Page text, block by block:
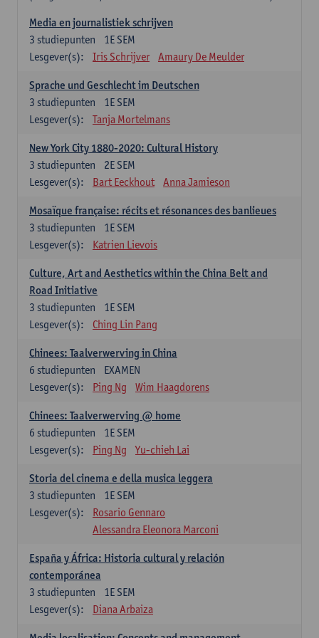
Media en journalistiek schrijven
1E SEM
3 studiepunten
Lesgever(s):
Iris Schrijver Amaury De Meulder
Sprache und Geschlecht im Deutschen
1E SEM
3 studiepunten
Lesgever(s):
Tanja Mortelmans
New York City 1880-2020: Cultural History
2E SEM
3 studiepunten
Lesgever(s):
Bart Eeckhout Anna Jamieson
Mosaïque française: récits et résonances des banlieues
1E SEM
3 studiepunten
Lesgever(s):
Katrien Lievois
Culture, Art and Aesthetics within the China Belt and
Road Initiative
1E SEM
3 studiepunten
Lesgever(s):
Ching Lin Pang
Chinees: Taalverwerving in China
EXAMEN
6 studiepunten
Lesgever(s):
Ping Ng Wim Haagdorens
Chinees: Taalverwerving @ home
1E SEM
6 studiepunten
Lesgever(s):
Ping Ng Yu-chieh Lai
Storia del cinema e della musica leggera
1E SEM
3 studiepunten
Lesgever(s):
Rosario Gennaro
Alessandra Eleonora Marconi
España y África: Historia cultural y relación
contemporánea
1E SEM
3 studiepunten
Lesgever(s):
Diana Arbaiza